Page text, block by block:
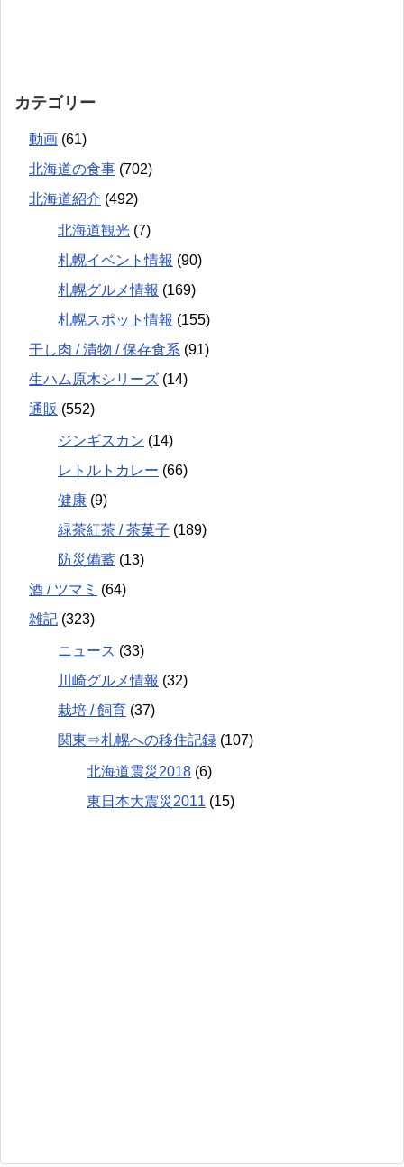
カテゴリー
動画 (61)
北海道の食事 (702)
北海道紹介 (492)
北海道観光 (7)
札幌イベント情報 (90)
札幌グルメ情報 (169)
札幌スポット情報 (155)
干し肉 / 漬物 / 保存食系 (91)
生ハム原木シリーズ (14)
通販 (552)
ジンギスカン (14)
レトルトカレー (66)
健康 (9)
緑茶紅茶 / 茶菓子 (189)
防災備蓄 (13)
酒 / ツマミ (64)
雑記 (323)
ニュース (33)
川崎グルメ情報 (32)
栽培 / 飼育 (37)
関東⇒札幌への移住記録 (107)
北海道震災2018 (6)
東日本大震災2011 (15)